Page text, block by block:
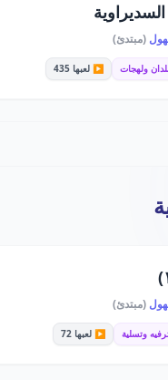
(مبتدئ)
ولهجات ▶️ لعبها 435
(مبتدئ)
وتسلية ▶️ لعبها 72